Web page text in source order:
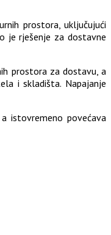
prostora, uključujući
je rješenje za dostavne
prostora za dostavu, a
i skladišta. Napajanje
istovremeno povećava